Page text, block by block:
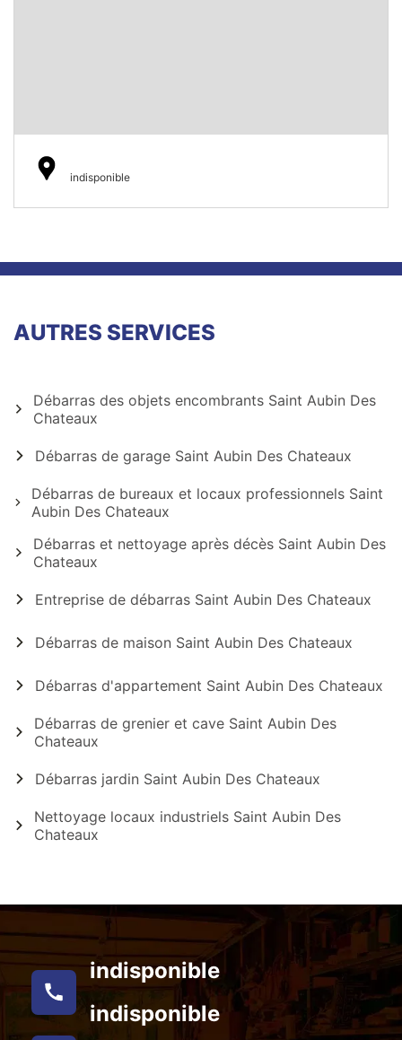
indisponible
AUTRES SERVICES
Débarras des objets encombrants Saint Aubin Des
Chateaux
Débarras de garage Saint Aubin Des Chateaux
Débarras de bureaux et locaux professionnels Saint
Aubin Des Chateaux
Débarras et nettoyage après décès Saint Aubin Des
Chateaux
Entreprise de débarras Saint Aubin Des Chateaux
Débarras de maison Saint Aubin Des Chateaux
Débarras d'appartement Saint Aubin Des Chateaux
Débarras de grenier et cave Saint Aubin Des
Chateaux
Débarras jardin Saint Aubin Des Chateaux
Nettoyage locaux industriels Saint Aubin Des
Chateaux
indisponible
indisponible